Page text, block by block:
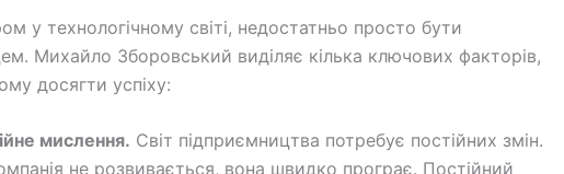
у технологічному світі, недостатньо просто бути
Михайло Зборовський виділяє кілька ключових факторів,
досягти успіху:
мислення. Світ підприємництва потребує постійних змін.
не розвивається, вона швидко програє. Постійний